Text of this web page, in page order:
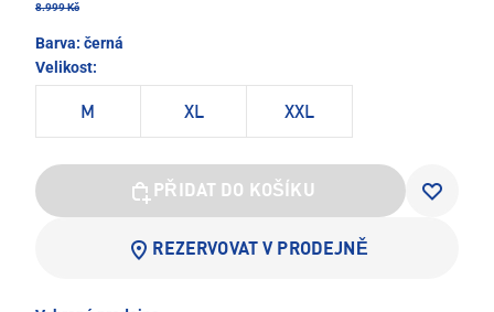
8.999 Kč
Barva: černá
Velikost:
M XL XXL
PŘIDAT DO KOŠÍKU
REZERVOVAT V PRODEJNĚ